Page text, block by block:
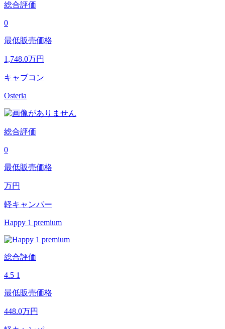
総合評価
0
最低販売価格
1,748.0万円
キャブコン
Osteria
総合評価
0
最低販売価格
万円
軽キャンパー
Happy 1 premium
総合評価
4.5 1
最低販売価格
448.0万円